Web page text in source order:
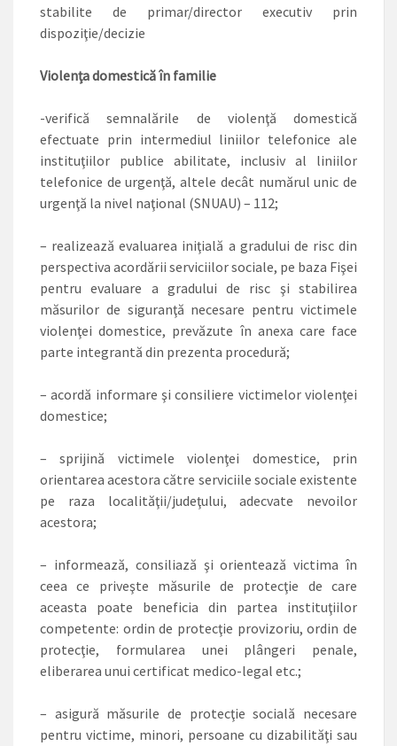
stabilite de primar/director executiv prin
dispoziţie/decizie
Violenţa domestică în familie
-verifică semnalările de violenţă domestică
efectuate prin intermediul liniilor telefonice ale
instituţiilor publice abilitate, inclusiv al liniilor
telefonice de urgenţă, altele decât numărul unic de
urgenţă la nivel naţional (SNUAU) – 112;
– realizează evaluarea iniţială a gradului de risc din
perspectiva acordării serviciilor sociale, pe baza Fişei
pentru evaluare a gradului de risc şi stabilirea
măsurilor de siguranţă necesare pentru victimele
violenţei domestice, prevăzute în anexa care face
parte integrantă din prezenta procedură;
– acordă informare şi consiliere victimelor violenţei
domestice;
– sprijină victimele violenţei domestice, prin
orientarea acestora către serviciile sociale existente
pe raza localităţii/judeţului, adecvate nevoilor
acestora;
– informează, consiliază şi orientează victima în
ceea ce priveşte măsurile de protecţie de care
aceasta poate beneficia din partea instituţiilor
competente: ordin de protecţie provizoriu, ordin de
protecţie, formularea unei plângeri penale,
eliberarea unui certificat medico-legal etc.;
– asigură măsurile de protecţie socială necesare
pentru victime, minori, persoane cu dizabilităţi sau